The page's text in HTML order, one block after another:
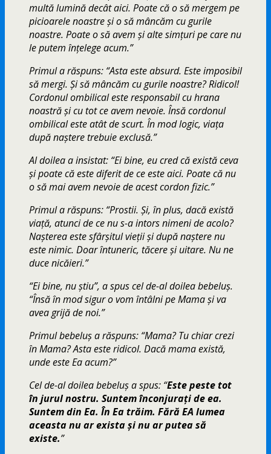
multă lumină decât aici. Poate că o să mergem pe
picioarele noastre și o să mâncăm cu gurile
noastre. Poate o să avem și alte simțuri pe care nu
le putem înțelege acum.”
Primul a răspuns: “Asta este absurd. Este imposibil
să mergi. Și să mâncăm cu gurile noastre? Ridicol!
Cordonul ombilical este responsabil cu hrana
noastră și cu tot ce avem nevoie. Însă cordonul
ombilical este atât de scurt. În mod logic, viața
după naștere trebuie exclusă.”
Al doilea a insistat: “Ei bine, eu cred că există ceva
și poate că este diferit de ce este aici. Poate că nu
o să mai avem nevoie de acest cordon fizic.”
Primul a răspuns: “Prostii. Și, în plus, dacă există
viață, atunci de ce nu s-a intors nimeni de acolo?
Nașterea este sfârșitul vieții și după naștere nu
este nimic. Doar întuneric, tăcere și uitare. Nu ne
duce nicăieri.”
“Ei bine, nu știu”, a spus cel de-al doilea bebeluș.
“Însă în mod sigur o vom întâlni pe Mama și va
avea grijă de noi.”
Primul bebeluș a răspuns: “Mama? Tu chiar crezi
în Mama? Asta este ridicol. Dacă mama există,
unde este Ea acum?”
Cel de-al doilea bebeluș a spus: “Este peste tot
în jurul nostru. Suntem înconjurați de ea.
Suntem din Ea. În Ea trăim. Fără EA lumea
aceasta nu ar exista și nu ar putea să
existe.”